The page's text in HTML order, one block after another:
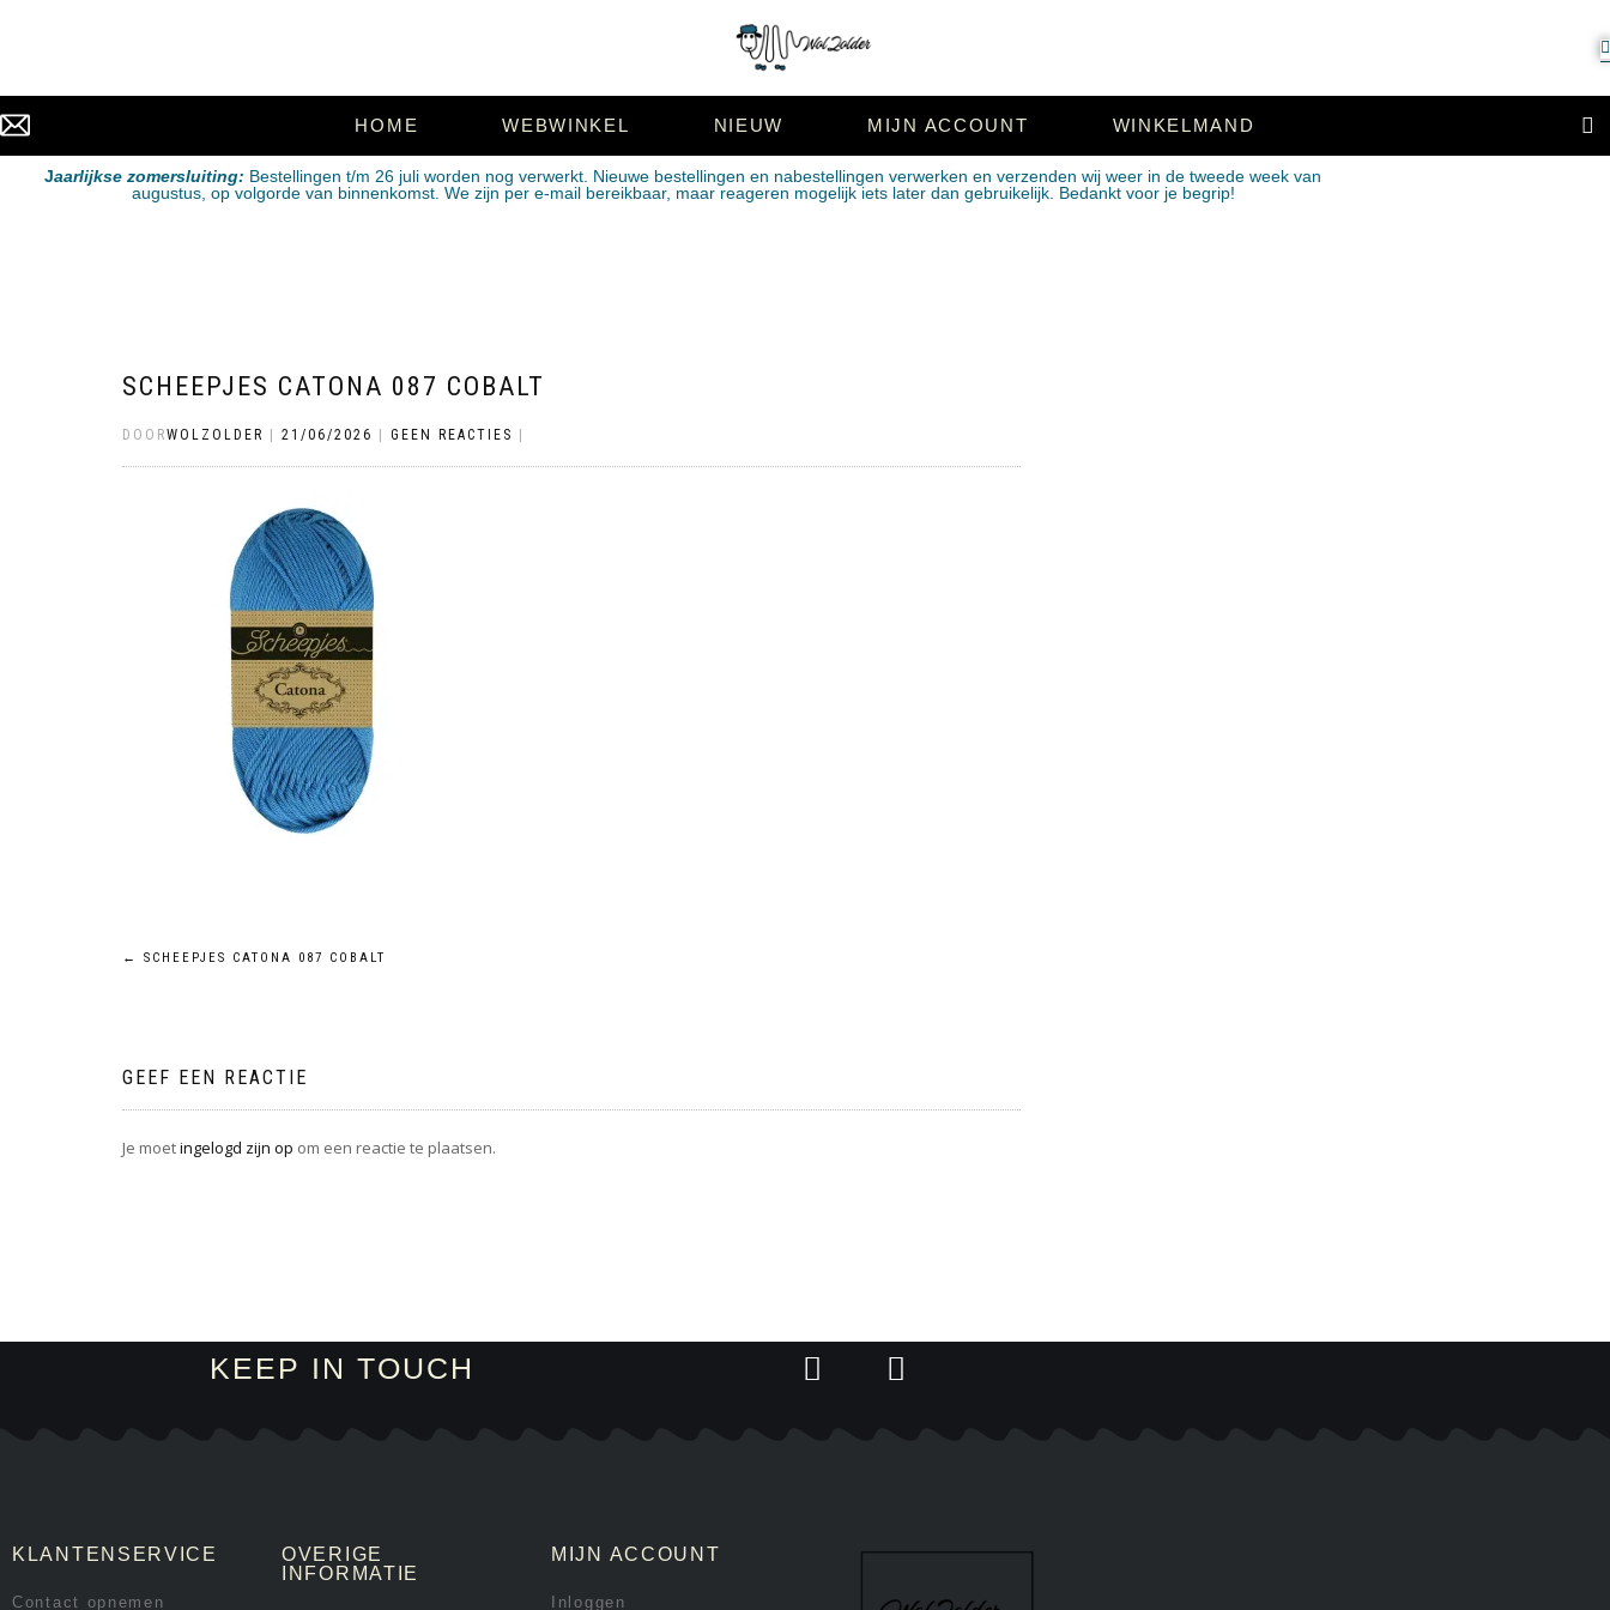
HOME WEBWINKEL NIEUW MIJN ACCOUNT WINKELMAND
Jaarlijkse zomersluiting: Bestellingen t/m 26 juli worden nog verwerkt. Nieuwe bestellingen en nabestellingen verwerken en verzenden wij weer in de tweede week van
augustus, op volgorde van binnenkomst. We zijn per e-mail bereikbaar, maar reageren mogelijk iets later dan gebruikelijk. Bedankt voor je begrip!
SCHEEPJES CATONA 087 COBALT
DOORWOLZOLDER 21/06/2026 GEEN REACTIES
← SCHEEPJES CATONA 087 COBALT
GEEF EEN REACTIE
Je moetingelogd zijn op om een reactie te plaatsen.
KEEP IN TOUCH
KLANTENSERVICE
Contact opnemen
OVERIGE
INFORMATIE
MIJN ACCOUNT
Inloggen